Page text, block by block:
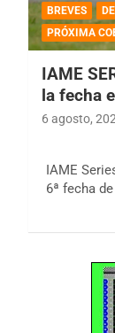
BREVES
PRÓXIMA
IAME
la fecha
6 agosto,
IAME
6ª fecha